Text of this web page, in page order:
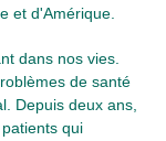
et d'Amérique.
dans nos vies.
de santé
Depuis deux ans,
qui